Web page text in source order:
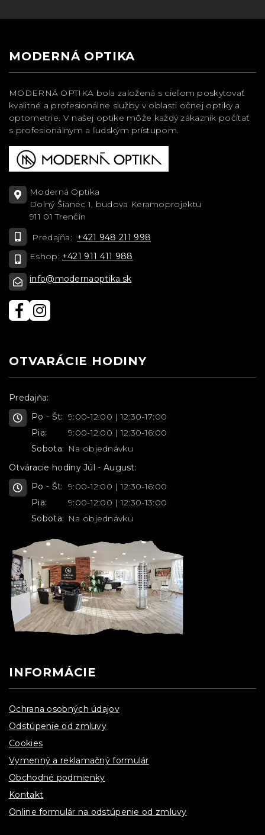
MODERNÁ OPTIKA
MODERNÁ OPTIKA bola založená s cieľom poskytovať
kvalitné a profesionálne služby v oblasti očnej optiky a
optometrie. V našej optike môže každý zákazník počítať
s profesionálnym a ľudským prístupom.
Moderná Optika
Dolný Šianec 1, budova Keramoprojektu
911 01 Trenčín
Predajňa: +421 948 211 998
Eshop: +421 911 411 988
info@modernaoptika.sk
OTVARÁCIE HODINY
Predajňa:
Po - Št: 9:00-12:00 | 12:30-17:00
Pia:
9:00-12:00 | 12:30-16:00
Sobota: Na objednávku
Otváracie hodiny Júl - August:
Po - Št: 9:00-12:00 | 12:30-16:00
Pia:
9:00-12:00 | 12:30-13:00
Sobota: Na objednávku
INFORMÁCIE
Ochrana osobných údajov
Odstúpenie od zmluvy
Cookies
Vymenný a reklamačný formulár
Obchodné podmienky
Kontakt
Online formulár na odstúpenie od zmluvy